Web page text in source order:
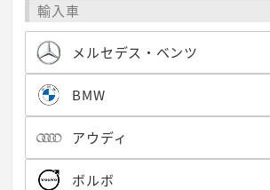
輸入車
メルセデス・ベンツ
BMW
アウディ
ボルボ